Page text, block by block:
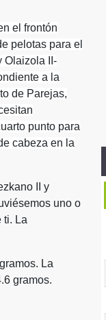
el frontón
pelotas para el
Olaizola II-
a la
de Parejas,
punto para
cabeza en la
II y
uno o
ti. La
La
gramos.